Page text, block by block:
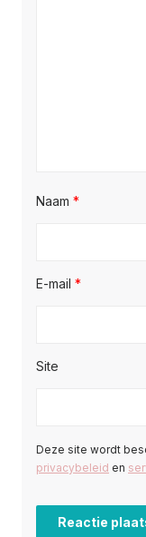
Naam *
E-mail *
Site
Deze site wordt
privacybeleid en